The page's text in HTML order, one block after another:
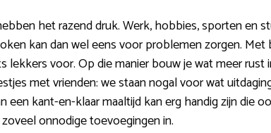
het razend druk. Werk, hobbies, sporten en
kan dan wel eens voor problemen zorgen.
lekkers voor. Op die manier bouw je wat meer rust
met vrienden: we staan nogal voor wat
een kant-en-klaar maaltijd kan erg handig zijn die
onnodige toevoegingen in.